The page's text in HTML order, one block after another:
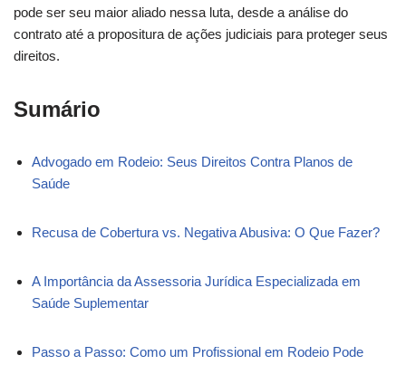
pode ser seu maior aliado nessa luta, desde a análise do
contrato até a propositura de ações judiciais para proteger seus
direitos.
Sumário
Advogado em Rodeio: Seus Direitos Contra Planos de
Saúde
Recusa de Cobertura vs. Negativa Abusiva: O Que Fazer?
A Importância da Assessoria Jurídica Especializada em
Saúde Suplementar
Passo a Passo: Como um Profissional em Rodeio Pode